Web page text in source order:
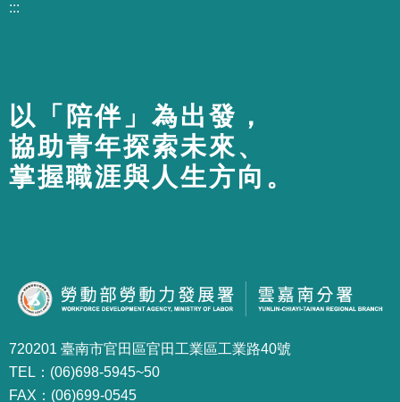
:::
以「陪伴」為出發，
協助青年探索未來、
掌握職涯與人生方向。
720201 臺南市官田區官田工業區工業路40號
TEL：(06)698-5945~50
FAX：(06)699-0545